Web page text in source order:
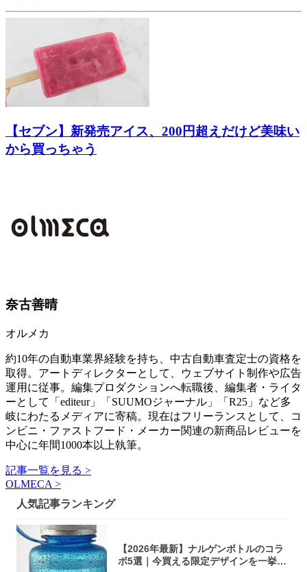
【セブン】新発売アイス、200円超えだけど美味い
から買っちゃう
奈古善晴
オルメカ
約10年の自動車業界経験を持ち、中古自動車査定士の資格を
取得。アートディレクターとして、ウェブサイト制作や広告
運用に従事。編集プロダクションへ転職後、編集者・ライタ
ーとして「editeur」「SUUMOジャーナル」「R25」など多
岐にわたるメディアに寄稿。現在はフリーランスとして、コ
ンビニ・ファストフード・メーカー関連の新商品レビューを
中心に年間1000本以上執筆。
記事一覧を見る >
OLMECA >
人気記事ランキング
【2026年最新】ナルゲンボトルのコラ
ボ5選｜今買える限定デザインを一挙紹